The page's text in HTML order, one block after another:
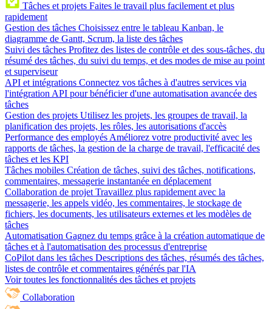
Tâches et projets Faites le travail plus facilement et plus
rapidement
Gestion des tâches Choisissez entre le tableau Kanban, le
diagramme de Gantt, Scrum, la liste des tâches
Suivi des tâches Profitez des listes de contrôle et des sous-tâches, du
résumé des tâches, du suivi du temps, et des modes de mise au point
et superviseur
API et intégrations Connectez vos tâches à d'autres services via
l'intégration API pour bénéficier d'une automatisation avancée des
tâches
Gestion des projets Utilisez les projets, les groupes de travail, la
planification des projets, les rôles, les autorisations d'accès
Performance des employés Améliorez votre productivité avec les
rapports de tâches, la gestion de la charge de travail, l'efficacité des
tâches et les KPI
Tâches mobiles Création de tâches, suivi des tâches, notifications,
commentaires, messagerie instantanée en déplacement
Collaboration de projet Travaillez plus rapidement avec la
messagerie, les appels vidéo, les commentaires, le stockage de
fichiers, les documents, les utilisateurs externes et les modèles de
tâches
Automatisation Gagnez du temps grâce à la création automatique de
tâches et à l'automatisation des processus d'entreprise
CoPilot dans les tâches Descriptions des tâches, résumés des tâches,
listes de contrôle et commentaires générés par l'IA
Voir toutes les fonctionnalités des tâches et projets
Collaboration